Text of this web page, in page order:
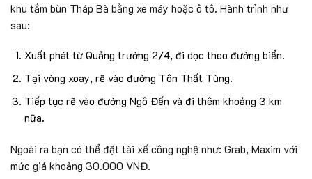
khu tắm bùn Tháp Bà bằng xe máy hoặc ô tô. Hành trình như
sau:
Xuất phát từ Quảng trường 2/4, đi dọc theo đường biển.
Tại vòng xoay, rẽ vào đường Tôn Thất Tùng.
Tiếp tục rẽ vào đường Ngô Đến và đi thêm khoảng 3 km
nữa.
Ngoài ra bạn có thể đặt tài xế công nghệ như: Grab, Maxim với
mức giá khoảng 30.000 VNĐ.